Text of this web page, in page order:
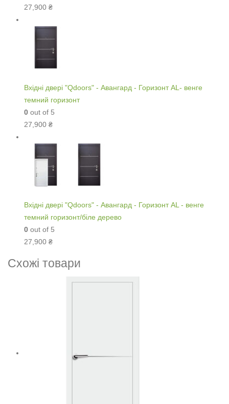
27,900 ₴
Вхідні двері "Qdoors" - Авангард - Горизонт AL- венге
темний горизонт
0 out of 5
27,900 ₴
Вхідні двері "Qdoors" - Авангард - Горизонт AL - венге
темний горизонт/біле дерево
0 out of 5
27,900 ₴
Схожі товари